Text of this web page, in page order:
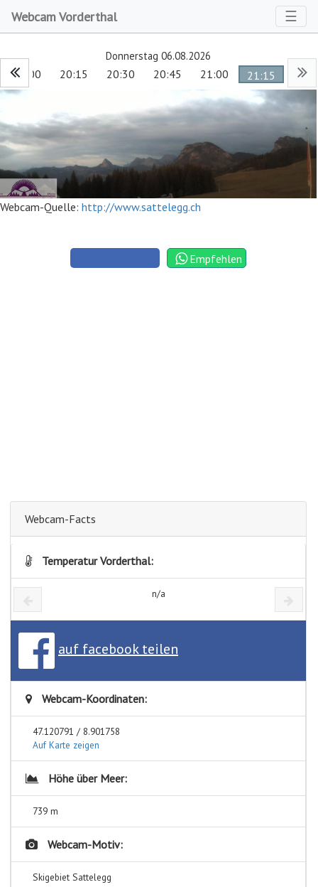
Webcam Vorderthal ☰
Donnerstag 06.08.2026
20:00 20:15 20:30 20:45 21:00 21:15
Webcam-Quelle: http://www.sattelegg.ch
Empfehlen
Webcam-Facts
Temperatur Vorderthal:
n/a
auf facebook teilen
Webcam-Koordinaten:
47.120791 / 8.901758
Auf Karte zeigen
Höhe über Meer:
739 m
Webcam-Motiv:
Skigebiet Sattelegg